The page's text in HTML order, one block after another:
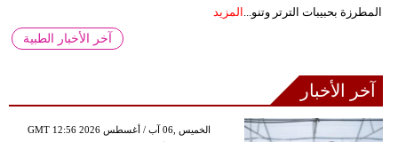
المطرزة بحبيبات الترتر وتنو...
المزيد
آخر الأخبار الطبية
آخر الأخبار
GMT 12:56 2026 الخميس ,06 آب / أغسطس